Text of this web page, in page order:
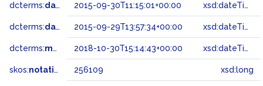
dcterms:dateAccepted 2015-09-30T11:15:01+00:00 xsd:dateTime
dcterms:dateSubmitted 2015-09-29T13:57:34+00:00 xsd:dateTime
dcterms:modified 2018-10-30T15:14:43+00:00 xsd:dateTime
skos:notation 256109 xsd:long